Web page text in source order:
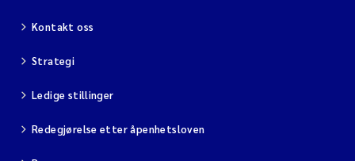
Kontakt oss
Strategi
Ledige stillinger
Redegjørelse etter åpenhetsloven